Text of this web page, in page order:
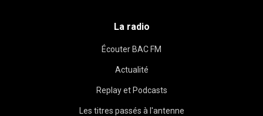
La radio
Écouter BAC FM
Actualité
Replay et Podcasts
Les titres passés à l'antenne